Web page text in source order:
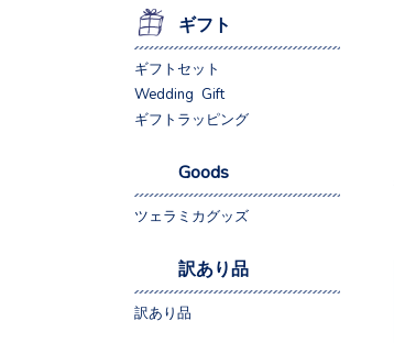
ギフト
ギフトセット
Wedding Gift
ギフトラッピング
Goods
ツェラミカグッズ
訳あり品
訳あり品